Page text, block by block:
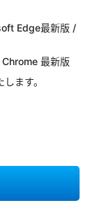
Edge最新版 /
最新版
ます。